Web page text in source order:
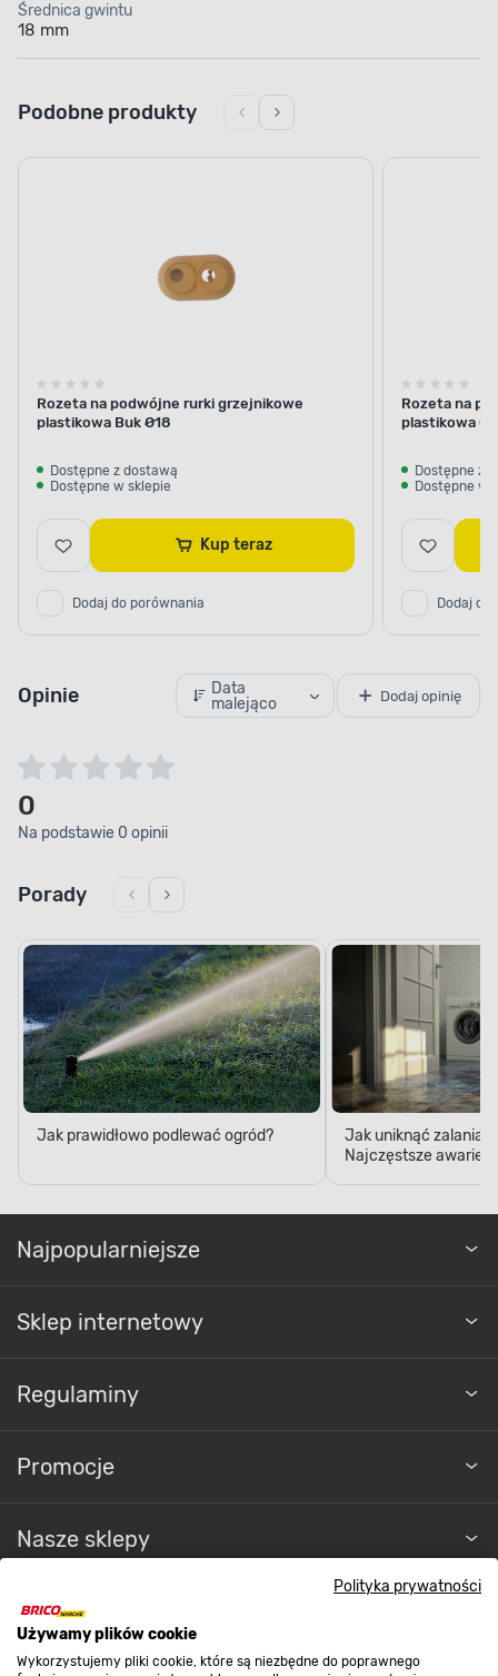
Polityka prywatności
Używamy plików cookie
Wykorzystujemy pliki cookie, które są niezbędne do poprawnego
Średnica gwintu
18 mm
Podobne produkty
Rozeta na podwójne rurki grzejnikowe
plastikowa Buk Ø18
Dostępne z dostawą
Dostępne w sklepie
Kup teraz
Dodaj do porównania
Rozeta na
plastikowa
Dostępne z
Dostępne w
Dodaj do
Opinie
Data
malejąco
Dodaj opinię
0
Na podstawie 0 opinii
Porady
Jak prawidłowo podlewać ogród?
Jak uniknąć zalania
Najczęstsze awarie
Najpopularniejsze
Sklep internetowy
Regulaminy
Promocje
Nasze sklepy
O nas